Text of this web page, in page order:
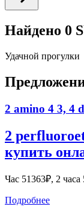
Найдено 0
Удачной прогулки
2 amino 4 3, 4
2
купить
Час 51363₽, 2
Подробнее